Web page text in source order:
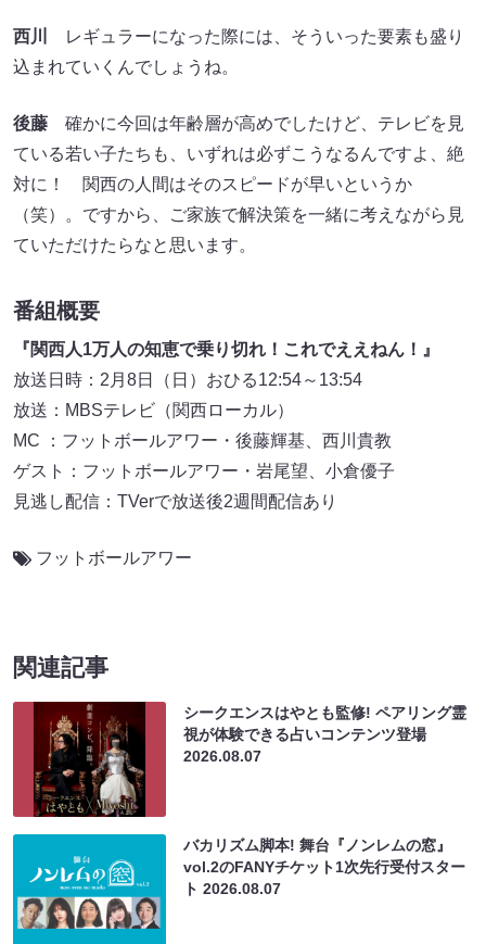
西川
レギュラーになった際には、そういった要素も盛り
込まれていくんでしょうね。
後藤 確かに今回は年齢層が高めでしたけど、テレビを見
ている若い子たちも、いずれは必ずこうなるんですよ、絶
対に！ 関西の人間はそのスピードが早いというか
（笑）。ですから、ご家族で解決策を一緒に考えながら見
ていただけたらなと思います。
番組概要
『関西人1万人の知恵で乗り切れ！これでええねん！』
放送日時：2月8日（日）おひる12:54～13:54
放送：MBSテレビ（関西ローカル）
MC ：フットボールアワー・後藤輝基、西川貴教
ゲスト：フットボールアワー・岩尾望、小倉優子
見逃し配信：TVerで放送後2週間配信あり
フットボールアワー
関連記事
シークエンスはやとも監修! ペアリング霊
視が体験できる占いコンテンツ登場
2026.08.07
バカリズム脚本! 舞台『ノンレムの窓』
vol.2のFANYチケット1次先行受付スター
ト2026.08.07